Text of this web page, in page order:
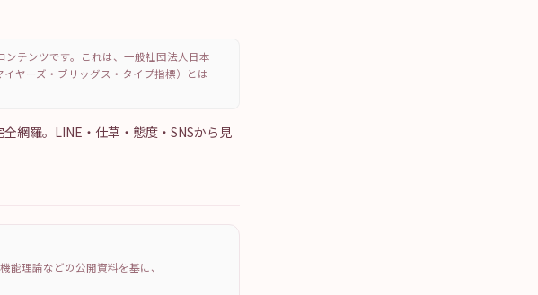
テンツです。これは、一般社団法人日本
ヤーズ・ブリッグス・タイプ指標）とは一
網羅。LINE・仕草・態度・SNSから見
能理論などの公開資料を基に、